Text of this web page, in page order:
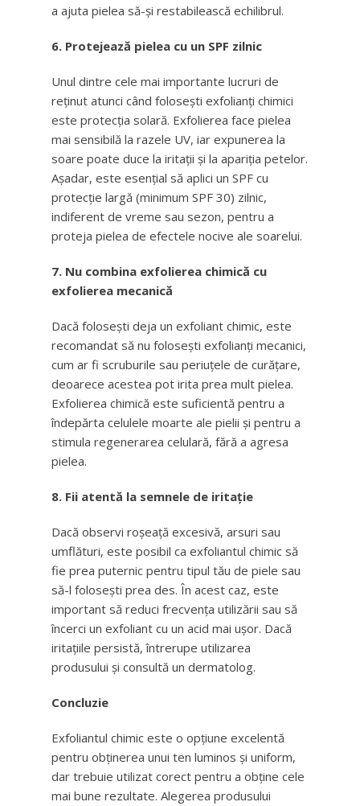
a ajuta pielea să-și restabilească echilibrul.
6. Protejează pielea cu un SPF zilnic
Unul dintre cele mai importante lucruri de
reținut atunci când folosești exfolianți chimici
este protecția solară. Exfolierea face pielea
mai sensibilă la razele UV, iar expunerea la
soare poate duce la iritații și la apariția petelor.
Așadar, este esențial să aplici un SPF cu
protecție largă (minimum SPF 30) zilnic,
indiferent de vreme sau sezon, pentru a
proteja pielea de efectele nocive ale soarelui.
7. Nu combina exfolierea chimică cu
exfolierea mecanică
Dacă folosești deja un exfoliant chimic, este
recomandat să nu folosești exfolianți mecanici,
cum ar fi scruburile sau periuțele de curățare,
deoarece acestea pot irita prea mult pielea.
Exfolierea chimică este suficientă pentru a
îndepărta celulele moarte ale pielii și pentru a
stimula regenerarea celulară, fără a agresa
pielea.
8. Fii atentă la semnele de iritație
Dacă observi roșeață excesivă, arsuri sau
umflături, este posibil ca exfoliantul chimic să
fie prea puternic pentru tipul tău de piele sau
să-l folosești prea des. În acest caz, este
important să reduci frecvența utilizării sau să
încerci un exfoliant cu un acid mai ușor. Dacă
iritațiile persistă, întrerupe utilizarea
produsului și consultă un dermatolog.
Concluzie
Exfoliantul chimic este o opțiune excelentă
pentru obținerea unui ten luminos și uniform,
dar trebuie utilizat corect pentru a obține cele
mai bune rezultate. Alegerea produsului